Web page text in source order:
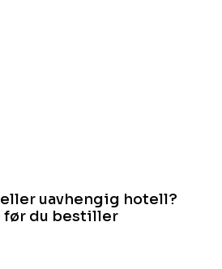
uavhengig hotell?
du bestiller